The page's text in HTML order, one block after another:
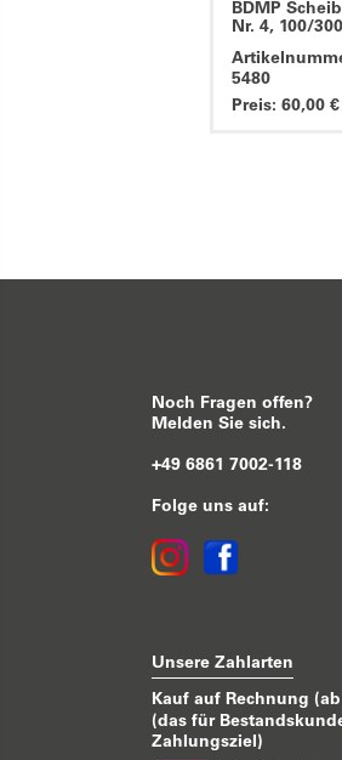
BDMP
Nr. 4, 100/
5480
Preis: 60,00
Noch Fragen offen?
Melden Sie sich.
+49 6861 7002-118
Folge uns auf:
Unsere Zahlarten
Kauf auf Rechnung
(das für
Zahlungsziel)